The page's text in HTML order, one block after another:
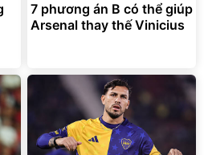
7 phương án B có thể giúp
Arsenal thay thế Vinicius